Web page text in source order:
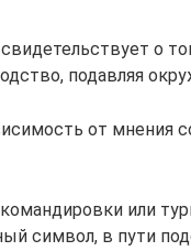
о
подавляя
от мнения
или
символ, в пути